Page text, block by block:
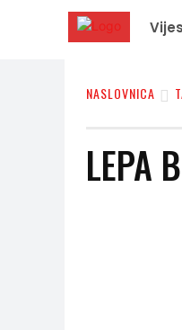
NASLOVNICA
LEPA